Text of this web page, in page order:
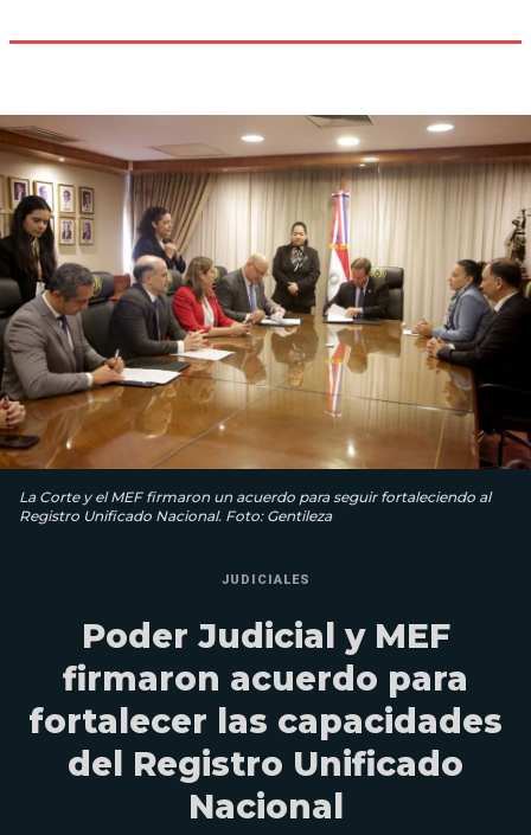
La Corte y el MEF firmaron un acuerdo para seguir fortaleciendo al
Registro Unificado Nacional. Foto: Gentileza
JUDICIALES
Poder Judicial y MEF
firmaron acuerdo para
fortalecer las capacidades
del Registro Unificado
Nacional